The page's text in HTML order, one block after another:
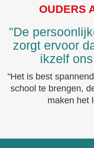
OUDERS
"De
zorgt ervoor
ikzelf
"Het is best
school te brengen,
maken het